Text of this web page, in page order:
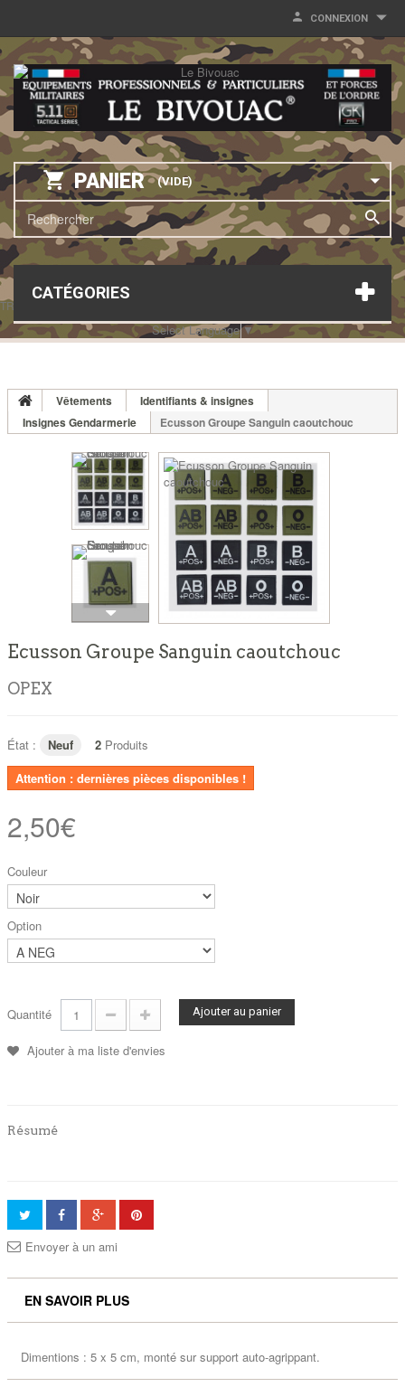
CONNEXION
PANIER (VIDE)
CATÉGORIES
TRANSLATE THIS PAGE
Select Language▼
Vêtements
Identifiants & insignes
Insignes Gendarmerie
Ecusson Groupe Sanguin caoutchouc
Ecusson Groupe Sanguin caoutchouc
OPEX
État : Neuf 2 Produits
Attention : dernières pièces disponibles !
2,50€
Couleur
Option
Quantité Ajouter au panier
Ajouter à ma liste d'envies
Résumé
Envoyer à un ami
EN SAVOIR PLUS
Dimentions : 5 x 5 cm, monté sur support auto-agrippant.